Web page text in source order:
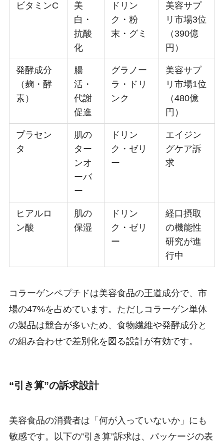
ビタミンC
美
白・
抗酸
化
ドリン
ク・粉
末・グミ
美容サプ
リ市場3位
（390億
円）
発酵成分
（麹・酵
素）
腸
活・
代謝
促進
グラノー
ラ・ドリ
ンク
美容サプ
リ市場1位
（480億
円）
プラセン
タ
肌の
ター
ンオ
ーバ
ー
ドリン
ク・ゼリ
ー
エイジン
グケア訴
求
ヒアルロ
ン酸
肌の
保湿
ドリン
ク・ゼリ
ー
経口摂取
の機能性
研究が進
行中
コラーゲンペプチドは美容食品の王道成分で、市
場の47%を占めています。ただしコラーゲン単体
の製品は競合が多いため、食物繊維や発酵成分と
の組み合わせで差別化を図る設計が有効です。
“引き算”の訴求設計
美容食品の消費者は「何が入っていないか」にも
敏感です。以下の”引き算”訴求は、パッケージの表